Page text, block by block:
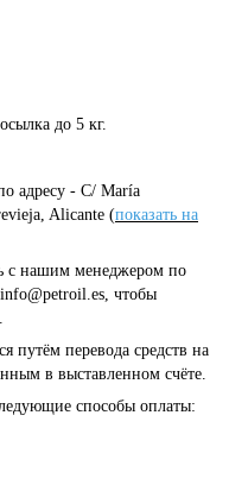
до 5 кг.
адресу - C/ María
Alicante (показать на
с нашим менеджером по
info@petroil.es , чтобы
путём перевода средств на
в выставленном счёте.
способы оплаты: